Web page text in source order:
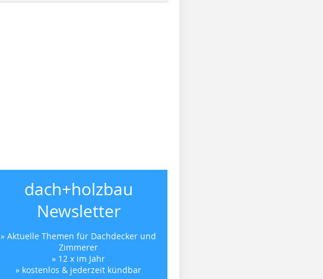
dach+holzbau
Newsletter
» Aktuelle Themen für Dachdecker und
Zimmerer
» 12 x im Jahr
» kostenlos & jederzeit kündbar